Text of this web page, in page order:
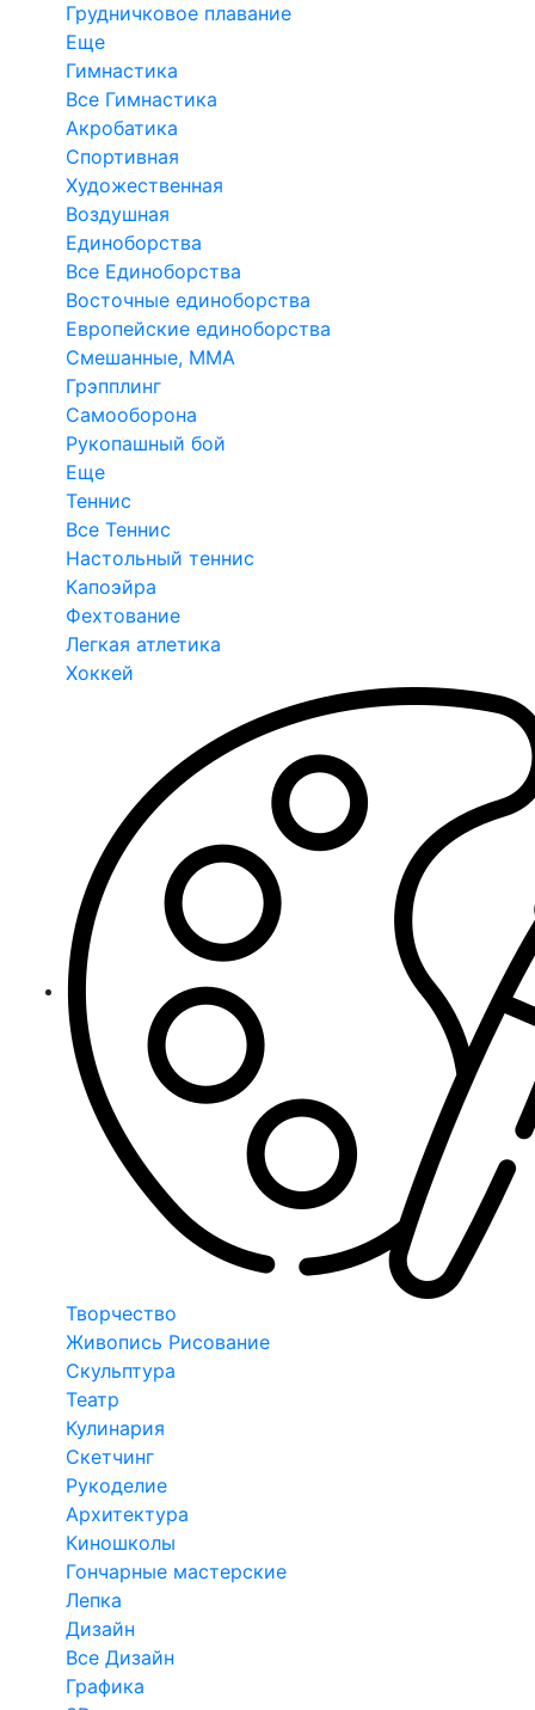
Грудничковое плавание
Еще
Гимнастика
Все Гимнастика
Акробатика
Спортивная
Художественная
Воздушная
Единоборства
Все Единоборства
Восточные единоборства
Европейские единоборства
Смешанные, ММА
Грэпплинг
Самооборона
Рукопашный бой
Еще
Теннис
Все Теннис
Настольный теннис
Капоэйра
Фехтование
Легкая атлетика
Хоккей
Творчество
Живопись Рисование
Скульптура
Театр
Кулинария
Скетчинг
Рукоделие
Архитектура
Киношколы
Гончарные мастерские
Лепка
Дизайн
Все Дизайн
Графика